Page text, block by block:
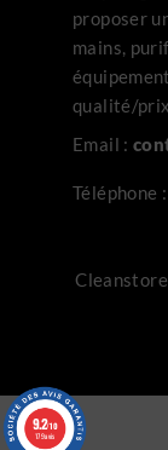
proposer
mains,
qualité/
Email :
Téléphone :
9.2/10
179 avis